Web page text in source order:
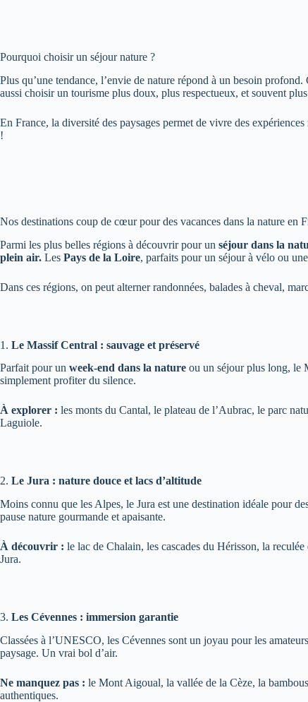
Pourquoi choisir un séjour nature ?
Plus qu’une tendance, l’envie de nature répond à un besoin
aussi choisir un tourisme plus doux, plus respectueux, et souvent
En France, la diversité des paysages permet de vivre des
!
Nos destinations coup de cœur pour des vacances dans la nature en
Parmi les plus belles régions à découvrir pour un séjour dans la
plein air. Les Pays de la Loire, parfaits pour un séjour à vélo ou
Dans ces régions, on peut alterner randonnées, balades à cheval,
1. Le Massif Central : sauvage et préservé
Parfait pour un week-end dans la nature ou un séjour plus long, le
simplement profiter du silence.
À explorer : les monts du Cantal, le plateau de l’Aubrac, le parc
Laguiole.
2. Le Jura : nature douce et lacs d’altitude
Moins connu que les Alpes, le Jura est une destination idéale pour
pause nature gourmande et apaisante.
À découvrir : le lac de Chalain, les cascades du Hérisson, la
Jura.
3. Les Cévennes : immersion garantie
Classées à l’UNESCO, les Cévennes sont un joyau pour les
paysage. Un vrai bol d’air.
Ne manquez pas : le Mont Aigoual, la vallée de la Cèze, la
authentiques.